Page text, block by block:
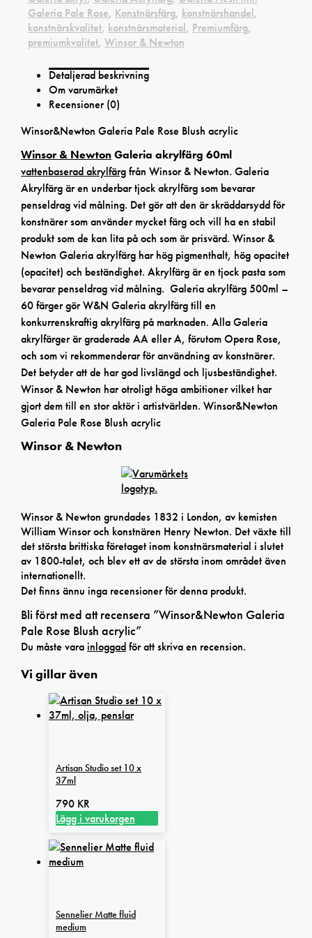
Galeria Pale Rose, Konstnärsfärg, konstnärshandel,
konstnärskvalitet, konstnärsmaterial, Premiumfärg,
premiumkvalitet, Winsor & Newton
Detaljerad beskrivning
Om varumärket
Recensioner (0)
Winsor&Newton Galeria Pale Rose Blush acrylic
Winsor & NewtonGaleria akrylfärg 60ml
vattenbaserad akrylfärgfrån Winsor & Newton. Galeria
Akrylfärg är en underbar tjock akrylfärg som bevarar
penseldrag vid målning. Det gör att den är skräddarsydd för
konstnärer som använder mycket färg och vill ha en stabil
produkt som de kan lita på och som är prisvärd. Winsor &
Newton Galeria akrylfärg har hög pigmenthalt, hög opacitet
(opacitet) och beständighet. Akrylfärg är en tjock pasta som
bevarar penseldrag vid målning. Galeria akrylfärg 500ml –
60 färger gör W&N Galeria akrylfärg till en
konkurrenskraftig akrylfärg på marknaden. Alla Galeria
akrylfärger är graderade AA eller A, förutom Opera Rose,
och som vi rekommenderar för användning av konstnärer.
Det betyder att de har god livslängd och ljusbeständighet.
Winsor & Newton har otroligt höga ambitioner vilket har
gjort dem till en stor aktör i artistvärlden. Winsor&Newton
Galeria Pale Rose Blush acrylic
Winsor & Newton
Winsor & Newton grundades 1832 i London, av kemisten
William Winsor och konstnären Henry Newton. Det växte till
det största brittiska företaget inom konstnärsmaterial i slutet
av 1800-talet, och blev ett av de största inom området även
internationellt.
Det finns ännu inga recensioner för denna produkt.
Bli först med att recensera ”Winsor&Newton Galeria
Pale Rose Blush acrylic”
Du måste varainloggadför att skriva en recension.
Vi gillar även
Artisan Studio set 10 x
37ml
790 KR
Lägg i varukorgen
Sennelier Matte fluid
medium